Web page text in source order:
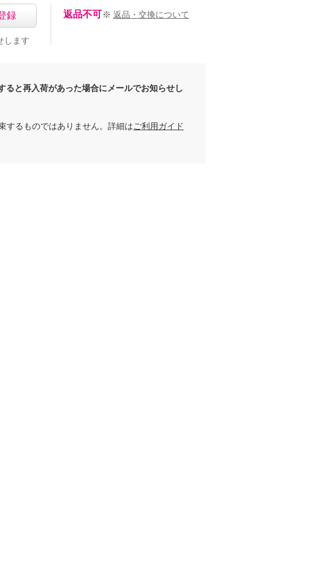
録
します
返品不可 ※ 返品・交換について
ると再入荷があった場合にメールでお知らせし
するものではありません。詳細は ご利用ガイド